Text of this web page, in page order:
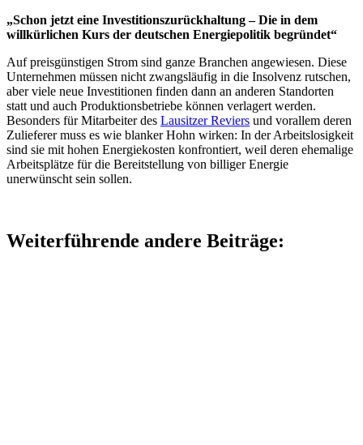
„Schon jetzt eine Investitionszurückhaltung – Die in dem
willkürlichen Kurs der deutschen Energiepolitik begründet“
Auf preisgünstigen Strom sind ganze Branchen angewiesen. Diese
Unternehmen müssen nicht zwangsläufig in die Insolvenz rutschen,
aber viele neue Investitionen finden dann an anderen Standorten
statt und auch Produktionsbetriebe können verlagert werden.
Besonders für Mitarbeiter des Lausitzer Reviers und vorallem deren
Zulieferer muss es wie blanker Hohn wirken: In der Arbeitslosigkeit
sind sie mit hohen Energiekosten konfrontiert, weil deren ehemalige
Arbeitsplätze für die Bereitstellung von billiger Energie
unerwünscht sein sollen.
Weiterführende andere Beiträge: